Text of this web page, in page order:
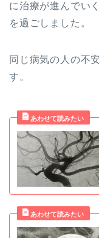
に治療が進んでい
を過ごしました。
同じ病気の人の不
す。